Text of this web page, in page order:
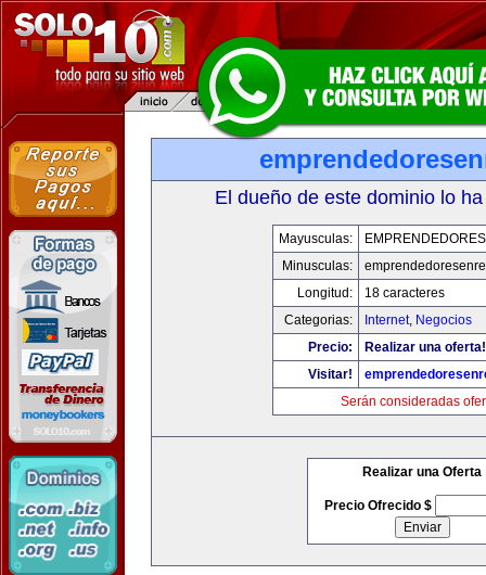
El dueño de este dominio lo
Mayusculas:
Minusculas:
Longitud:
18 caracteres
Categorias:
Internet, Negocios
Precio:
Realizar una oferta!
Visitar!
Serán consideradas
Realizar una Oferta
Precio Ofrecido $